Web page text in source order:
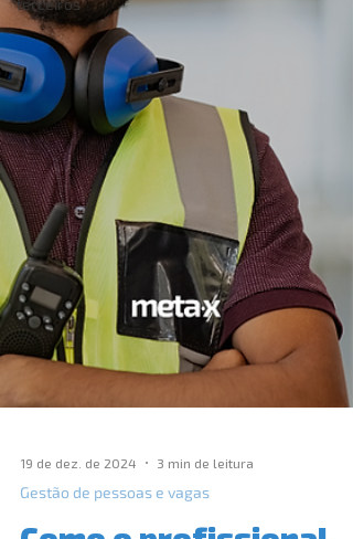
terceiros
19 de dez. de 2024 3 min de leitura
Gestão de pessoas e vagas